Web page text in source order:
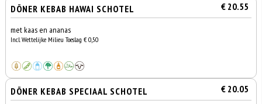
DÖNER KEBAB HAWAI SCHOTEL € 20.55
met kaas en ananas
Incl. Wettelijke Milieu Toeslag € 0,50
DÖNER KEBAB SPECIAAL SCHOTEL € 20.05